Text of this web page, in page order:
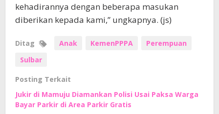
kehadirannya dengan beberapa masukan
diberikan kepada kami,” ungkapnya. (js)
Ditag Anak KemenPPPA
Perempuan
Sulbar
Posting Terkait
Jukir di Mamuju Diamankan Polisi Usai Paksa Warga
Bayar Parkir di Area Parkir Gratis